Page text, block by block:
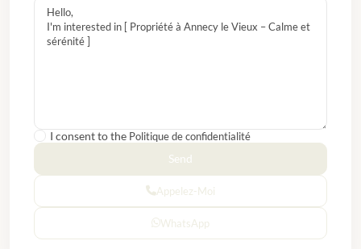
I consent to the Politique de confidentialité
Appelez-Moi
WhatsApp